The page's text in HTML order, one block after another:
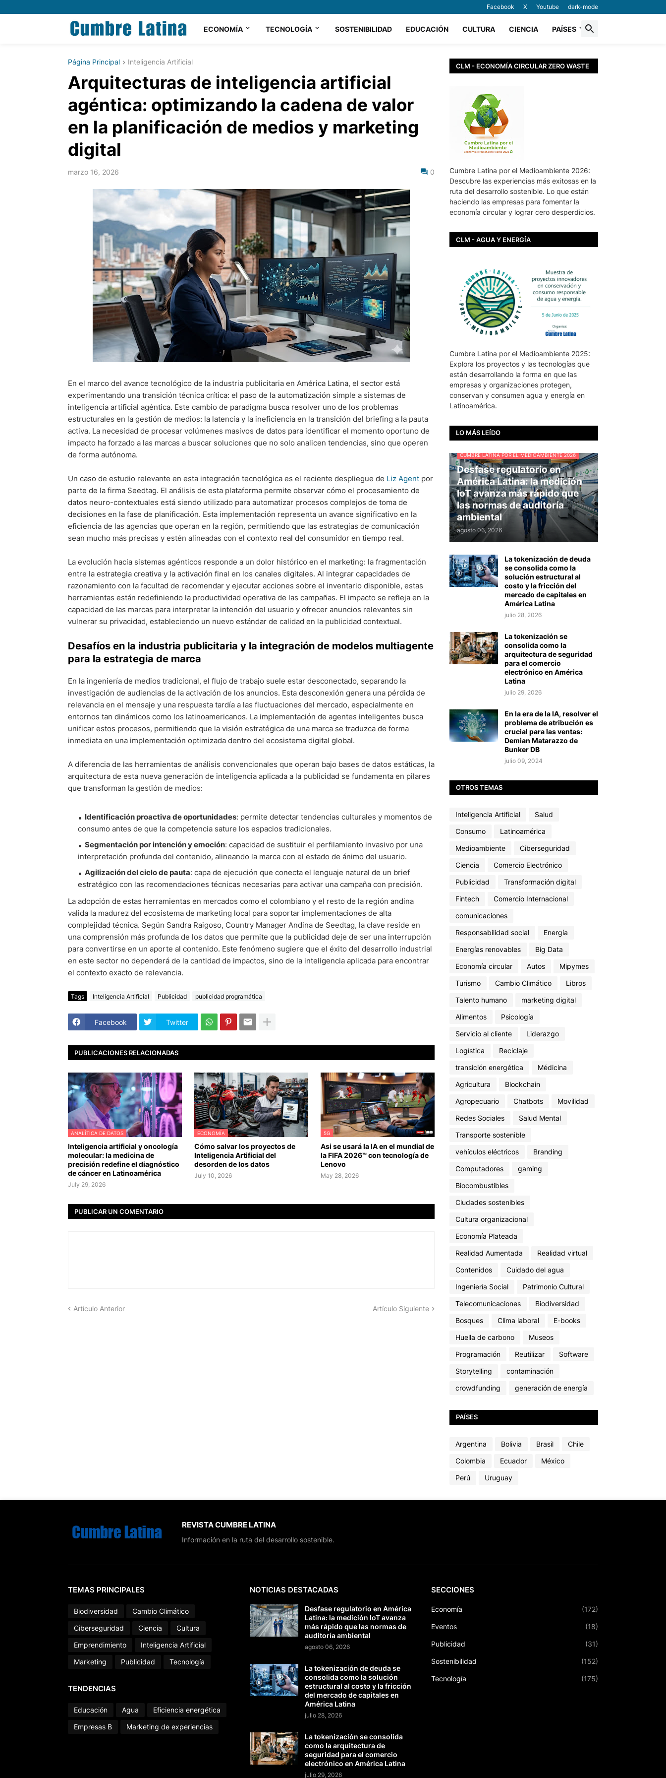
Facebook X Youtube dark-mode
ECONOMÍA TECNOLOGÍA SOSTENIBILIDAD EDUCACIÓN CULTURA CIENCIA PAÍSES
Página Principal Inteligencia Artificial
Arquitecturas de inteligencia artificial
agéntica: optimizando la cadena de valor
en la planificación de medios y marketing
digital
marzo 16, 2026 0
En el marco del avance tecnológico de la industria publicitaria en América Latina, el sector está
experimentando una transición técnica crítica: el paso de la automatización simple a sistemas de
inteligencia artificial agéntica. Este cambio de paradigma busca resolver uno de los problemas
estructurales en la gestión de medios: la latencia y la ineficiencia en la transición del briefing a la pauta
activa. La necesidad de procesar volúmenes masivos de datos para identificar el momento oportuno de
impacto ha forzado a las marcas a buscar soluciones que no solo analicen tendencias, sino que operen
de forma autónoma.
Un caso de estudio relevante en esta integración tecnológica es el reciente despliegue de Liz Agent por
parte de la firma Seedtag. El análisis de esta plataforma permite observar cómo el procesamiento de
datos neuro-contextuales está siendo utilizado para automatizar procesos complejos de toma de
decisiones en la fase de planificación. Esta implementación representa un avance significativo en la
eficiencia de las agencias que operan en la región, permitiendo que las estrategias de comunicación
sean mucho más precisas y estén alineadas con el contexto real del consumidor en tiempo real.
La evolución hacia sistemas agénticos responde a un dolor histórico en el marketing: la fragmentación
entre la estrategia creativa y la activación final en los canales digitales. Al integrar capacidades de
razonamiento con la facultad de recomendar y ejecutar acciones sobre el inventario disponible, estas
herramientas están redefiniendo la productividad operativa de las campañas. El impacto se refleja en la
capacidad de las marcas para interpretar la intención del usuario y ofrecer anuncios relevantes sin
vulnerar su privacidad, estableciendo un nuevo estándar de calidad en la publicidad contextual.
Desafíos en la industria publicitaria y la integración de modelos multiagente
para la estrategia de marca
En la ingeniería de medios tradicional, el flujo de trabajo suele estar desconectado, separando la
investigación de audiencias de la activación de los anuncios. Esta desconexión genera una pérdida de
relevancia en el mensaje y una respuesta tardía a las fluctuaciones del mercado, especialmente en
entornos tan dinámicos como los latinoamericanos. La implementación de agentes inteligentes busca
unificar estos procesos, permitiendo que la visión estratégica de una marca se traduzca de forma
inmediata en una implementación optimizada dentro del ecosistema digital global.
A diferencia de las herramientas de análisis convencionales que operan bajo bases de datos estáticas, la
arquitectura de esta nueva generación de inteligencia aplicada a la publicidad se fundamenta en pilares
que transforman la gestión de medios:
Identificación proactiva de oportunidades: permite detectar tendencias culturales y momentos de
consumo antes de que la competencia sature los espacios tradicionales.
Segmentación por intención y emoción: capacidad de sustituir el perfilamiento invasivo por una
interpretación profunda del contenido, alineando la marca con el estado de ánimo del usuario.
Agilización del ciclo de pauta: capa de ejecución que conecta el lenguaje natural de un brief
estratégico con las recomendaciones técnicas necesarias para activar una campaña con precisión.
La adopción de estas herramientas en mercados como el colombiano y el resto de la región andina
valida la madurez del ecosistema de marketing local para soportar implementaciones de alta
complejidad técnica. Según Sandra Raigoso, Country Manager Andina de Seedtag, la clave reside en
una comprensión más profunda de los datos que permite que la publicidad deje de ser una interrupción
para convertirse en un aporte al contenido. Este fenómeno sugiere que el éxito del desarrollo industrial
en este sector no dependerá de la cantidad de impactos, sino de la inteligencia aplicada para encontrar
el contexto exacto de relevancia.
Tags Inteligencia Artificial Publicidad publicidad programática
Facebook Twitter
PUBLICACIONES RELACIONADAS
ANALÍTICA DE DATOS
Inteligencia artificial y oncología
molecular: la medicina de
precisión redefine el diagnóstico
de cáncer en Latinoamérica
July 29, 2026
ECONOMÍA
Cómo salvar los proyectos de
Inteligencia Artificial del
desorden de los datos
July 10, 2026
5G
Asi se usará la IA en el mundial de
la FIFA 2026™ con tecnología de
Lenovo
May 28, 2026
PUBLICAR UN COMENTARIO
Artículo Anterior Artículo Siguiente
CLM - ECONOMÍA CIRCULAR ZERO WASTE
Cumbre Latina por el Medioambiente 2026:
Descubre las experiencias más exitosas en la
ruta del desarrollo sostenible. Lo que están
haciendo las empresas para fomentar la
economía circular y lograr cero desperdicios.
CLM - AGUA Y ENERGÍA
Cumbre Latina por el Medioambiente 2025:
Explora los proyectos y las tecnologías que
están desarrollando la forma en que las
empresas y organizaciones protegen,
conservan y consumen agua y energía en
Latinoamérica.
LO MÁS LEÍDO
CUMBRE LATINA POR EL MEDIOAMBIENTE 2026
Desfase regulatorio en
América Latina: la medición
IoT avanza más rápido que
las normas de auditoría
ambiental
agosto 06, 2026
La tokenización de deuda
se consolida como la
solución estructural al
costo y la fricción del
mercado de capitales en
América Latina
julio 28, 2026
La tokenización se
consolida como la
arquitectura de seguridad
para el comercio
electrónico en América
Latina
julio 29, 2026
En la era de la IA, resolver el
problema de atribución es
crucial para las ventas:
Demian Matarazzo de
Bunker DB
julio 09, 2024
OTROS TEMAS
Inteligencia Artificial
Salud
Consumo
Latinoamérica
Medioambiente
Ciberseguridad
Ciencia
Comercio Electrónico
Publicidad
Transformación digital
Fintech
Comercio Internacional
comunicaciones
Responsabilidad social
Energía
Energías renovables
Big Data
Economía circular
Autos
Mipymes
Turismo
Cambio Climático
Libros
Talento humano
marketing digital
Alimentos
Psicología
Servicio al cliente
Liderazgo
Logística
Reciclaje
transición energética
Médicina
Agricultura
Blockchain
Agropecuario
Chatbots
Movilidad
Redes Sociales
Salud Mental
Transporte sostenible
vehículos eléctricos
Branding
Computadores
gaming
Biocombustibles
Ciudades sostenibles
Cultura organizacional
Economía Plateada
Realidad Aumentada
Realidad virtual
Contenidos
Cuidado del agua
Ingeniería Social
Patrimonio Cultural
Telecomunicaciones
Biodiversidad
Bosques
Clima laboral
E-books
Huella de carbono
Museos
Programación
Reutilizar
Software
Storytelling
contaminación
crowdfunding
generación de energía
PAÍSES
Argentina Bolivia Brasil
Chile
Colombia
Ecuador
México
Perú
Uruguay
REVISTA CUMBRE LATINA
Información en la ruta del desarrollo sostenible.
TEMAS PRINCIPALES
Biodiversidad
Cambio Climático
Ciberseguridad
Ciencia
Cultura
Emprendimiento
Inteligencia Artificial
Marketing
Publicidad Tecnología
TENDENCIAS
Educación Agua
Eficiencia energética
Empresas B
Marketing de experiencias
NOTICIAS DESTACADAS
Desfase regulatorio en América
Latina: la medición IoT avanza
más rápido que las normas de
auditoría ambiental
agosto 06, 2026
La tokenización de deuda se
consolida como la solución
estructural al costo y la fricción
del mercado de capitales en
América Latina
julio 28, 2026
La tokenización se consolida
como la arquitectura de
seguridad para el comercio
electrónico en América Latina
julio 29, 2026
SECCIONES
Economía (172)
Eventos (18)
Publicidad (31)
Sostenibilidad (152)
Tecnología (175)